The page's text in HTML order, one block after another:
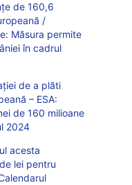
de 160,6
/
Măsura permite
în cadrul
de a plăti
– ESA:
de 160 milioane
2024
acesta
lei pentru